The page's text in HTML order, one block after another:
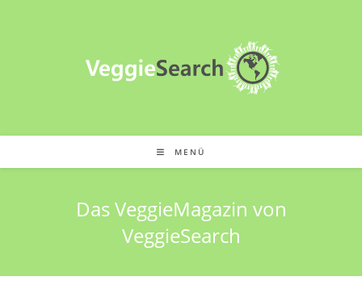
MENÜ
Das VeggieMagazin von
VeggieSearch